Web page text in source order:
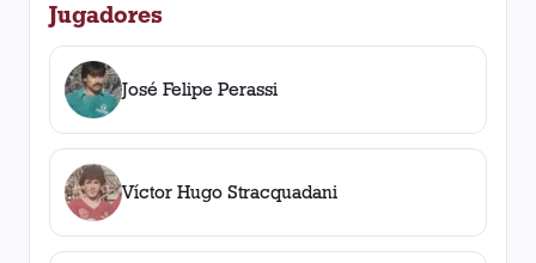
Jugadores
José Felipe Perassi
Víctor Hugo Stracquadani